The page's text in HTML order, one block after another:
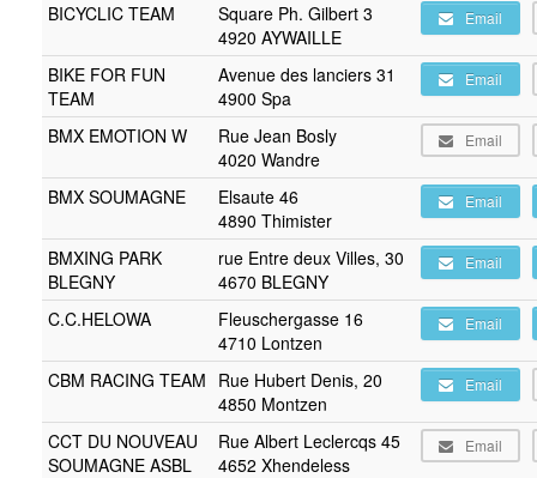
BICYCLIC TEAM
Square Ph. Gilbert 3
4920 AYWAILLE
Email
BIKE FOR FUN
TEAM
Avenue des lanciers 31
4900 Spa
Email
BMX EMOTION W
Rue Jean Bosly
4020 Wandre
Email
BMX SOUMAGNE
Elsaute 46
4890 Thimister
Email
BMXING PARK
BLEGNY
rue Entre deux Villes, 30
4670 BLEGNY
Email
C.C.HELOWA
Fleuschergasse 16
4710 Lontzen
Email
CBM RACING TEAM Rue Hubert Denis, 20
4850 Montzen
Email
CCT DU NOUVEAU
SOUMAGNE ASBL
Rue Albert Leclercqs 45
4652 Xhendeless
Email